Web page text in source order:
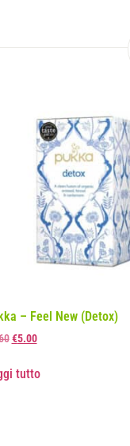
– Feel New (Detox)
€5.00
tutto